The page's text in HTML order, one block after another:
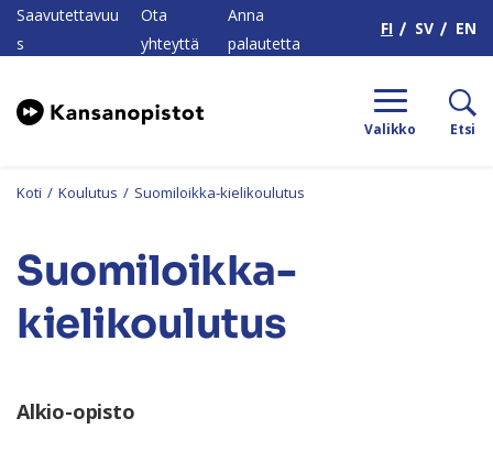
Saavutettavuu
s
Ota
yhteyttä
Anna
palautetta
FI SV EN
Valikko Etsi
Koti / Koulutus / Suomiloikka-kielikoulutus
Suomiloikka-
kielikoulutus
Alkio-opisto